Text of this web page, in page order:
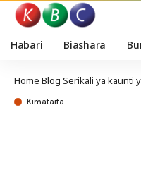
Habari Biashara
Home Blog Serikali ya kaunti
Kimataifa